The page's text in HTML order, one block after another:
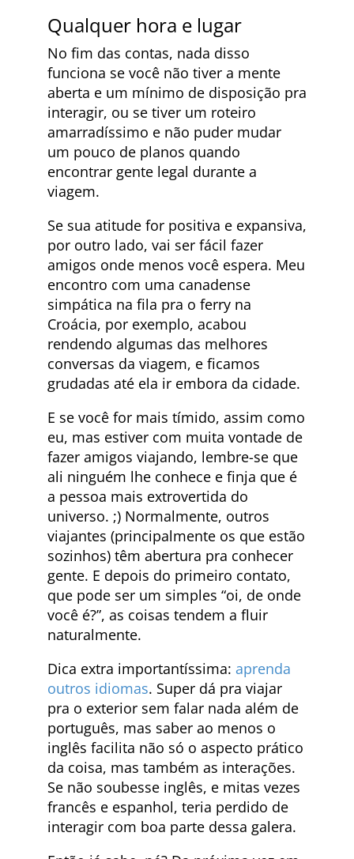
Qualquer hora e lugar
No fim das contas, nada disso
funciona se você não tiver a mente
aberta e um mínimo de disposição pra
interagir, ou se tiver um roteiro
amarradíssimo e não puder mudar
um pouco de planos quando
encontrar gente legal durante a
viagem.
Se sua atitude for positiva e expansiva,
por outro lado, vai ser fácil fazer
amigos onde menos você espera. Meu
encontro com uma canadense
simpática na fila pra o ferry na
Croácia, por exemplo, acabou
rendendo algumas das melhores
conversas da viagem, e ficamos
grudadas até ela ir embora da cidade.
E se você for mais tímido, assim como
eu, mas estiver com muita vontade de
fazer amigos viajando, lembre-se que
ali ninguém lhe conhece e finja que é
a pessoa mais extrovertida do
universo. ;) Normalmente, outros
viajantes (principalmente os que estão
sozinhos) têm abertura pra conhecer
gente. E depois do primeiro contato,
que pode ser um simples “oi, de onde
você é?”, as coisas tendem a fluir
naturalmente.
Dica extra importantíssima: aprenda
outros idiomas. Super dá pra viajar
pra o exterior sem falar nada além de
português, mas saber ao menos o
inglês facilita não só o aspecto prático
da coisa, mas também as interações.
Se não soubesse inglês, e mitas vezes
francês e espanhol, teria perdido de
interagir com boa parte dessa galera.